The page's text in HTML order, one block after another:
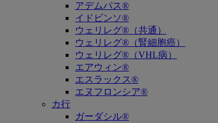
アデムパス®
イドビンソ®
ウェリレグ®（共通）
ウェリレグ®（腎細胞癌）
ウェリレグ®（VHL病）
エアウィン®
エスラックス®
エヌフロンシア®
カ行
ガーダシル®